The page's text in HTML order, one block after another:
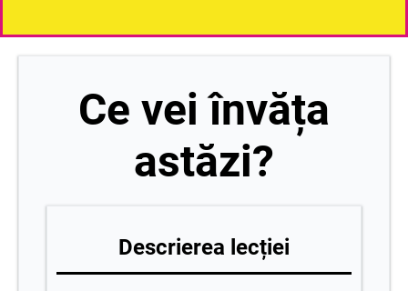
Ce vei învăța
astăzi?
Descrierea lecției